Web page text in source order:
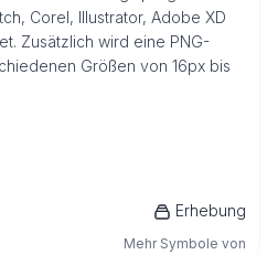
Corel, Illustrator, Adobe XD
Zusätzlich wird eine PNG-
Größen von 16px bis
Erhebung
Mehr Symbole von